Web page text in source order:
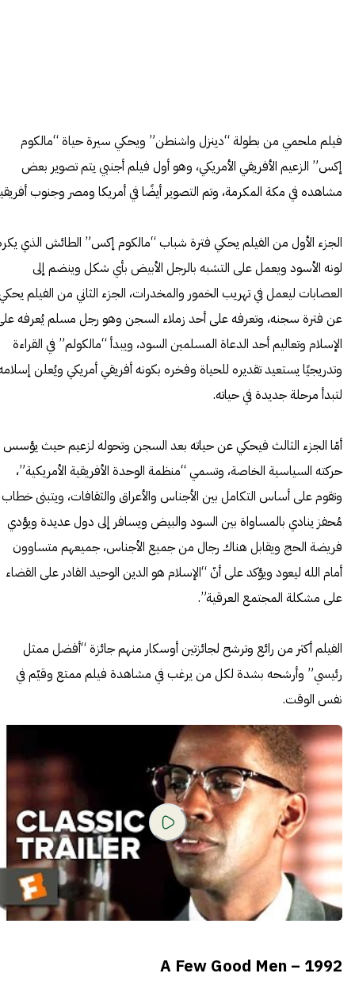
فيلم ملحمي من بطولة “دينزل واشنطن” ويحكي سيرة حياة “مالكوم
إكس” الزعيم الأفريقي الأمريكي، وهو أول فيلم أجنبي يتم تصوير بعض
مشاهده في مكة المكرمة، وتم التصوير أيضًا في أمريكا ومصر وجنوب
الجزء الأول من الفيلم يحكي فترة شباب “مالكوم إكس” الطائش الذي
لونه الأسود ويعمل على التشبه بالرجل الأبيض بأي شكل وينضم إلى
العصابات ليعمل في تهريب الخمور والمخدرات، الجزء الثاني من الفيلم
عن فترة سجنه، وتعرفه على أحد زملاء السجن وهو رجل مسلم يُعرفه
الإسلام وتعاليم أحد الدعاة المسلمين السود، ويبدأ “مالكولم” في القراءة
وتدريجيًا يستعيد تقديره للحياة وفخره بكونه أفريقي أمريكي ويُعلن
لتبدأ مرحلة جديدة في حياته.
أمّا الجزء الثالث فيحكي عن حياته بعد السجن وتحوله لزعيم حيث يؤسس
حركته السياسية الخاصة، وتسمي “منظمة الوحدة الأفريقية الأمريكية”،
وتقوم على أساس التكامل بين الأجناس والأعراق والثقافات، ويتبنى خطاب
مُحفز ينادي بالمساواة بين السود والبيض ويسافر إلى دول عديدة ويؤدي
فريضة الحج ويقابل هناك رجال من جميع الأجناس، جميعهم متساوون
أمام الله ليعود ويؤكد على أنّ “الإسلام هو الدين الوحيد القادر على القضاء
على مشكلة المجتمع العرقية”.
الفيلم أكثر من رائع وترشح لجائزتين أوسكار منهم جائزة “أفضل ممثل
رئيسي” وأرشحه بشدة لكل من يرغب في مشاهدة فيلم ممتع وقيّم في
نفس الوقت.
A Few Good Men – 1992